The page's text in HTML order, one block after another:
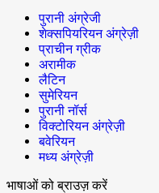
पुरानी अंग्रेजी
शेक्सपियरियन अंग्रेज़ी
प्राचीन ग्रीक
अरामीक
लैटिन
सुमेरियन
पुरानी नॉर्स
विक्टोरियन अंग्रेज़ी
बवेरियन
मध्य अंग्रेज़ी
भाषाओं को ब्राउज़ करें